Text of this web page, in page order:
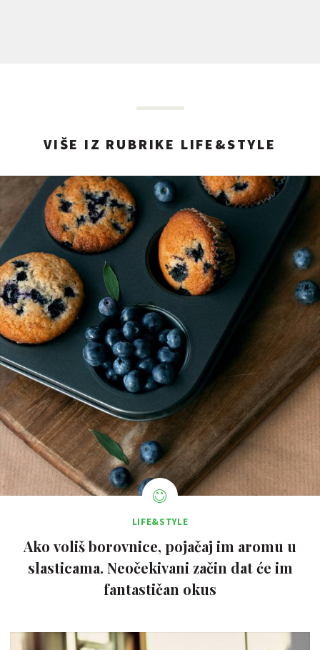
VIŠE IZ RUBRIKE LIFE&STYLE
LIFE&STYLE
Ako voliš borovnice, pojačaj im aromu u
slasticama. Neočekivani začin dat će im
fantastičan okus